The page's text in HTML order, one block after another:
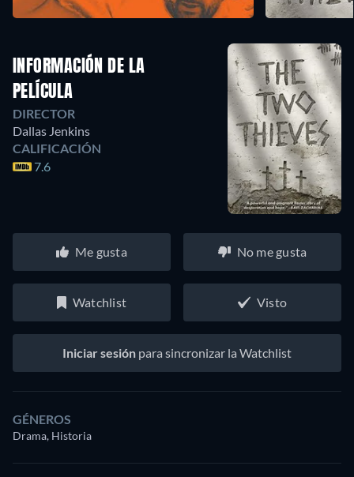
INFORMACIÓN DE LA
PELÍCULA
DIRECTOR
Dallas Jenkins
CALIFICACIÓN
7.6
Me gusta No me gusta
Watchlist Visto
Iniciar sesión para sincronizar la Watchlist
GÉNEROS
Drama, Historia